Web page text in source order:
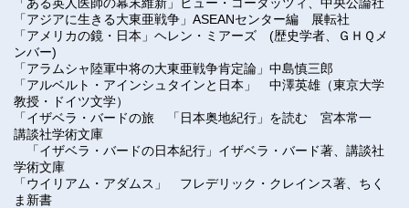
「アジアに生きる大東亜戦争 」 ASEANセンター編 展転社
「アメリカの鏡・日本 」 ヘレン・ミアーズ
(歴史学者、ＧＨＱメ
ンバー)
「アラムシャ陸軍中将の大東亜戦争肯定論 」 中島慎三郎
「アルベルト・アインシュタインと日本 」
中澤英雄（東京大学
教授・ドイツ文学）
「イザベラ・バードの旅 「日本奥地紀行」を読む 宮本常一
講談社学術文庫
「イザベラ・バードの日本紀行」 イザベラ・バード著、講談社
学術文庫
「ウイリアム・アダムス」 フレデリック・クレインス著、ちく
ま新書